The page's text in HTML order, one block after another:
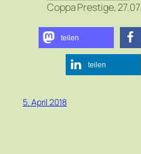
Coppa Prestige,
teilen
teilen
5. April 2018